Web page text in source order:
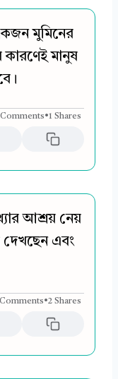
মুমিনের
মানুষ
•1 Shares
আশ্রয় নেয়
দেখছেন এবং
•2 Shares